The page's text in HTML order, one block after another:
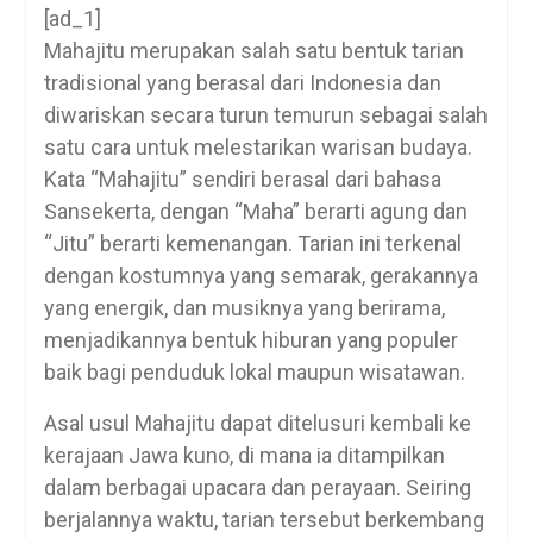
[ad_1]
Mahajitu merupakan salah satu bentuk tarian
tradisional yang berasal dari Indonesia dan
diwariskan secara turun temurun sebagai salah
satu cara untuk melestarikan warisan budaya.
Kata “Mahajitu” sendiri berasal dari bahasa
Sansekerta, dengan “Maha” berarti agung dan
“Jitu” berarti kemenangan. Tarian ini terkenal
dengan kostumnya yang semarak, gerakannya
yang energik, dan musiknya yang berirama,
menjadikannya bentuk hiburan yang populer
baik bagi penduduk lokal maupun wisatawan.
Asal usul Mahajitu dapat ditelusuri kembali ke
kerajaan Jawa kuno, di mana ia ditampilkan
dalam berbagai upacara dan perayaan. Seiring
berjalannya waktu, tarian tersebut berkembang